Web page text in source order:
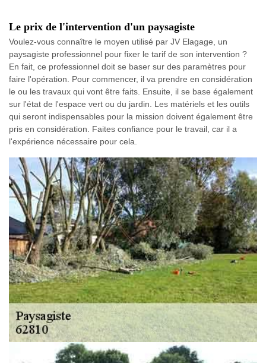
Le prix de l'intervention d'un paysagiste
Voulez-vous connaître le moyen utilisé par JV Elagage, un
paysagiste professionnel pour fixer le tarif de son intervention ?
En fait, ce professionnel doit se baser sur des paramètres pour
faire l'opération. Pour commencer, il va prendre en considération
le ou les travaux qui vont être faits. Ensuite, il se base également
sur l'état de l'espace vert ou du jardin. Les matériels et les outils
qui seront indispensables pour la mission doivent également être
pris en considération. Faites confiance pour le travail, car il a
l'expérience nécessaire pour cela.